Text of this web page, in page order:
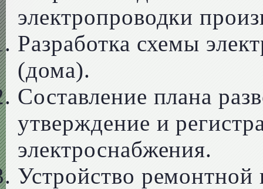
электропроводки
Разработка схемы
(дома).
Составление плана
утверждение и
электроснабжения.
Устройство ремонтной